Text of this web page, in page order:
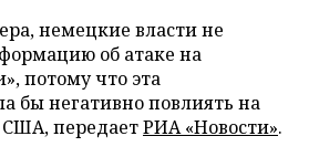
немецкие власти не
об атаке на
потому что эта
бы негативно повлиять на
передаетРИА «Новости».